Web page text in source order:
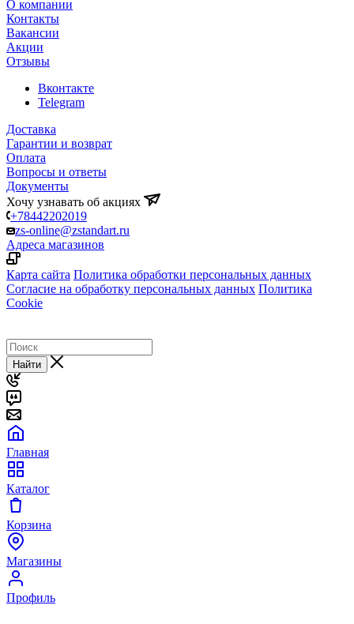
О компании
Контакты
Вакансии
Акции
Отзывы
Вконтакте
Telegram
Доставка
Гарантии и возврат
Оплата
Вопросы и ответы
Документы
Хочу узнавать об акциях
+78442202019
zs-online@zstandart.ru
Адреса магазинов
Карта сайта Политика обработки персональных данных
Согласие на обработку персональных данных Политика
Cookie
Найти
Главная
Каталог
Корзина
Магазины
Профиль